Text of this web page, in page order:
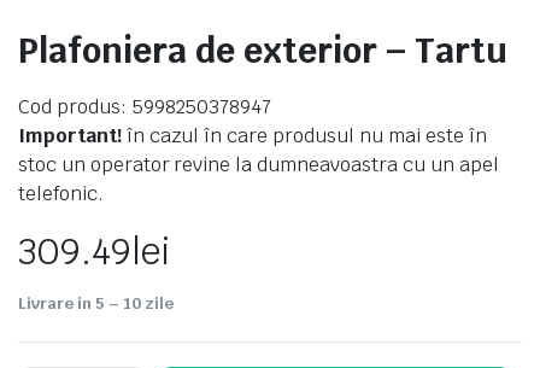
Plafoniera de exterior – Tartu
Cod produs: 5998250378947
Important!în cazul în care produsul nu mai este în
stoc un operator revine la dumneavoastra cu un apel
telefonic.
309.49lei
Livrare in 5 – 10 zile